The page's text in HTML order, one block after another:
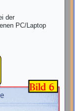
der
PC/Laptop